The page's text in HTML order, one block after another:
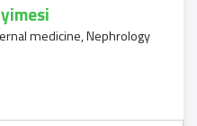
medicine, Nephrology